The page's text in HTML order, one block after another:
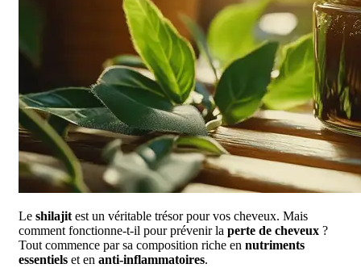
Le shilajit est un véritable trésor pour vos cheveux. Mais
comment fonctionne-t-il pour prévenir la perte de cheveux ?
Tout commence par sa composition riche en nutriments
essentiels et en anti-inflammatoires.